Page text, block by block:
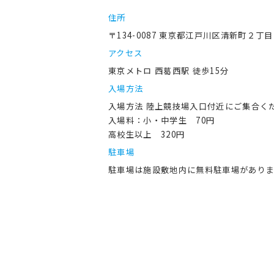
住所
〒134-0087 東京都江戸川区清新町２丁目
アクセス
東京メトロ 西葛西駅 徒歩15分
入場方法
入場方法 陸上競技場入口付近にご集合く
入場料：小・中学生 70円
高校生以上 320円
駐車場
駐車場は施設敷地内に無料駐車場がありま